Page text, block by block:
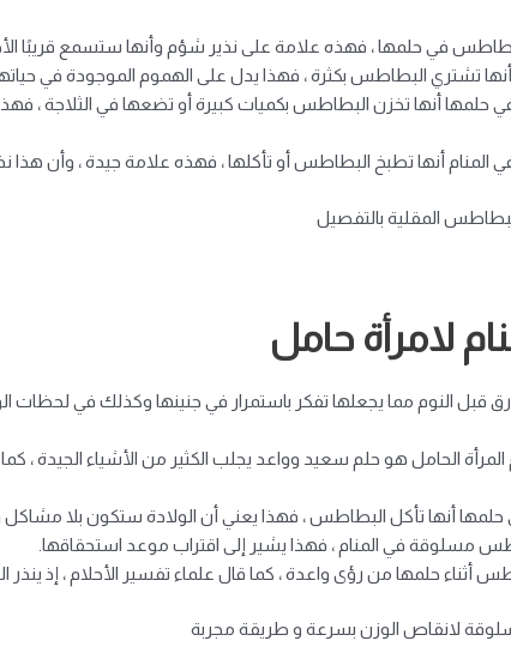
في حلمها ، فهذه علامة على نذير شؤم وأنها ستسمع قريبًا
تشتري البطاطس بكثرة ، فهذا يدل على الهموم الموجودة في
في حلمها أنها تخزن البطاطس بكميات كبيرة أو تضعها في الثلاجة ،
في المنام أنها تطبخ البطاطس أو تأكلها ، فهذه علامة جيدة ، وأن هذا
المقلية بالتفصيل
لامرأة حامل
قبل النوم مما يجعلها تفكر باستمرار في جنينها وكذلك في لحظات
الحامل هو حلم سعيد وواعد يجلب الكثير من الأشياء الجيدة ،
حلمها أنها تأكل البطاطس ، فهذا يعني أن الولادة ستكون بلا مشاكل
مسلوقة في المنام ، فهذا يشير إلى اقتراب موعد استحقاقها.
أثناء حلمها من رؤى واعدة ، كما قال علماء تفسير الأحلام ، إذ ينذر
لانقاص الوزن بسرعة و طريقة مجربة